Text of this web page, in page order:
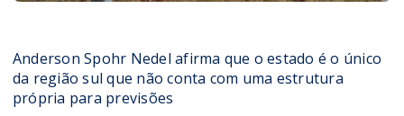
Anderson Spohr Nedel afirma que o estado é o único
da região sul que não conta com uma estrutura
própria para previsões